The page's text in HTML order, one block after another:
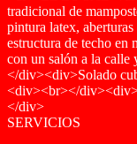
tradicional de
pintura latex,
estructura de techo en
con un salón a la
</div><div>Solado
<div><br></
</div>
SERVICIOS